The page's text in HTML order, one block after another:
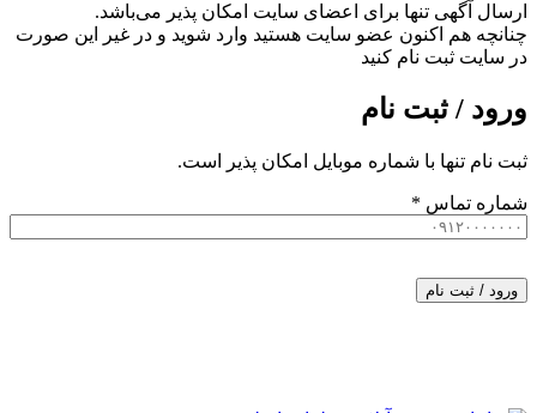
ارسال آگهی تنها برای اعضای سایت امکان پذیر می‌باشد.
چنانچه هم‌ اکنون عضو سایت هستید وارد شوید و در غیر این صورت
در سایت ثبت نام کنید
ورود / ثبت نام
ثبت نام تنها با شماره موبایل امکان پذیر است.
شماره تماس *
ورود / ثبت نام